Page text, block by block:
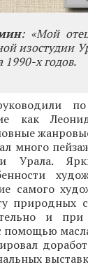
: «Мой
1990-х годов.
как
много
Урала.
самого
природных
и при
помощью